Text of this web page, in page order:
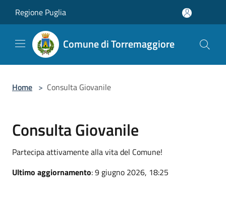
Regione Puglia
Comune di Torremaggiore
Home > Consulta Giovanile
Consulta Giovanile
Partecipa attivamente alla vita del Comune!
Ultimo aggiornamento: 9 giugno 2026, 18:25